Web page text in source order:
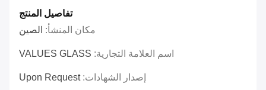
تفاصيل المنتج
مكان المنشأ: الصين
اسم العلامة التجارية: VALUES GLASS
إصدار الشهادات:Upon Request